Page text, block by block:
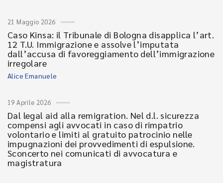
21 Maggio 2026
Caso Kinsa: il Tribunale di Bologna disapplica l’art.
12 T.U. Immigrazione e assolve l’imputata
dall’accusa di favoreggiamento dell’immigrazione
irregolare
Alice Emanuele
19 Aprile 2026
Dal legal aid alla remigration. Nel d.l. sicurezza
compensi agli avvocati in caso di rimpatrio
volontario e limiti al gratuito patrocinio nelle
impugnazioni dei provvedimenti di espulsione.
Sconcerto nei comunicati di avvocatura e
magistratura